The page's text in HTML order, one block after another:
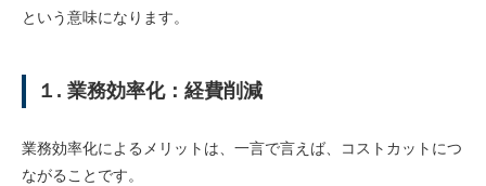
という意味になります。
１. 業務効率化：経費削減
業務効率化によるメリットは、一言で言えば、コストカットにつ
ながることです。